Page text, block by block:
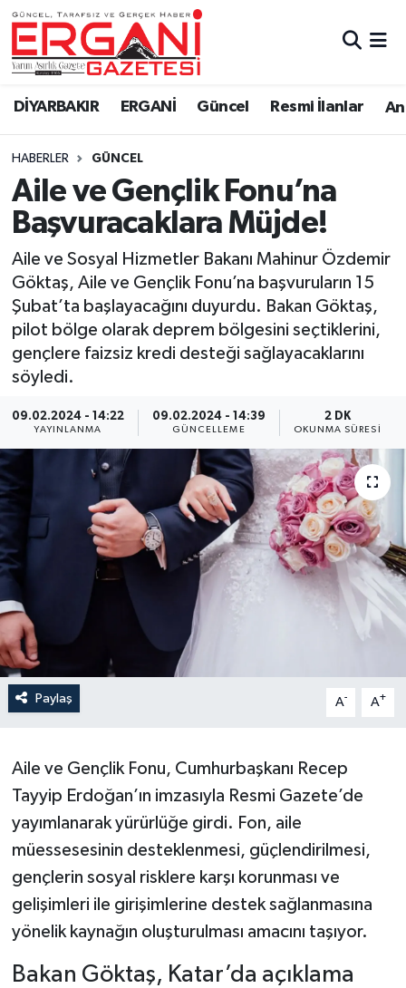
DİYARBAKIR ERGANİ Güncel Resmi İlanlar
HABERLER GÜNCEL
Aile ve Gençlik Fonu’na
Başvuracaklara Müjde!
Aile ve Sosyal Hizmetler Bakanı Mahinur Özdemir
Göktaş, Aile ve Gençlik Fonu’na başvuruların 15
Şubat’ta başlayacağını duyurdu. Bakan Göktaş,
pilot bölge olarak deprem bölgesini seçtiklerini,
gençlere faizsiz kredi desteği sağlayacaklarını
söyledi.
09.02.2024 - 14:22
YAYINLANMA
09.02.2024 - 14:39
GÜNCELLEME
2 DK
OKUNMA SÜRESI
Paylaş A- A+
Aile ve Gençlik Fonu, Cumhurbaşkanı Recep
Tayyip Erdoğan’ın imzasıyla Resmi Gazete’de
yayımlanarak yürürlüğe girdi. Fon, aile
müessesesinin desteklenmesi, güçlendirilmesi,
gençlerin sosyal risklere karşı korunması ve
gelişimleri ile girişimlerine destek sağlanmasına
yönelik kaynağın oluşturulması amacını taşıyor.
Bakan Göktaş, Katar’da açıklama
DİYARBAKIR
BİSMİL
BAĞLAR
ERGANİ
Güncel
Resmi İlanlar
Sağlık
Si̇yaset
Anali̇z
Bi̇li̇m & Teknoloji̇
Dünya
Eği̇ti̇m
Ergani Nöbetçi Eczaneler
Ergani Hava Durumu
Ergani Trafik Yoğunluk Haritası
Süper Lig Puan Durumu ve Fikstür
Tüm Manşetler
Son Dakika Haberleri
Haber Arşivi